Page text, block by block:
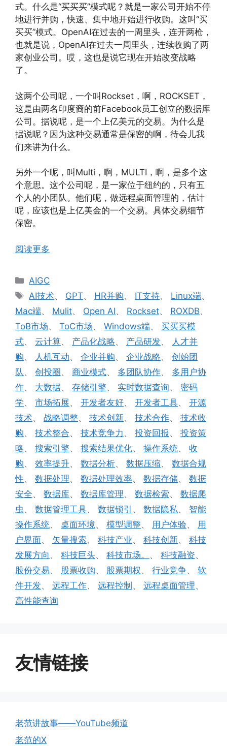
式。什么是“买买买”模式呢？就是一家公司开始不停
地进行并购，快速、集中地开始进行收购。这叫“买
买买”模式。OpenAI在过去的一周里头，连开两枪，
也就是说，OpenAI在过去一周里头，连续收购了两
家创业公司。哎，这也是说它现在开始改变战略
了。
这两个公司呢，一个叫Rockset，啊，ROCKSET，
这是由两名印度裔的前Facebook员工创立的数据库
公司。据说呢，是一个上亿美元的交易。为什么是
据说呢？因为这种交易通常是保密的啊，待会儿我
们来讲为什么。
另外一个呢，叫Multi，啊，MULTI，啊，是多个这
个意思。这个公司呢，是一家位于纽约的，只有五
个人的小团队。他们呢，做远程桌面管理的，估计
呢，应该也是上亿美金的一个交易。具体交易细节
保密。
阅读更多
分
类
AIGC
标
签
AI技术、 GPT、 HR并购、 IT支持、 Linux端、
Mac端、 Mulit、 Open AI、 Rockset、 ROXDB、
ToB市场、 ToC市场、 Windows端、 买买买模
式、 云计算、 产品化战略、 产品研发、
人才并
购、 人机互动、 企业并购、 企业战略、 创始团
队 、 创投圈、 商业模式、 多团队协作、 多用户协
作、 大数据、 存储引擎、 实时数据查询、 密码
学、 市场拓展、 开发者友好、 开发者工具、 开源
技术、 战略调整、 技术创新、 技术合作、 技术收
购、 技术整合、 技术竞争力 、 投资回报、 投资策
略、 搜索引擎、 搜索结果优化、 操作系统、 收
购、 效率提升、 数据分析、 数据压缩、 数据合规
性、 数据处理、 数据处理效率、 数据存储、 数据
安全、 数据库、 数据库管理、 数据检索、 数据爬
虫 、 数据管理工具、 数据锁引 、 数据隐私、 智能
操作系统、 桌面环境、 模型调整、 用户体验、 用
户界面、 矢量搜索、 科技产业、 科技创新、 科技
发展方向 、 科技巨头、 科技市场。 、 科技融资、
股份交易、 股票收购、 股票期权 、 行业竞争、 软
件开发、 远程工作、 远程控制、 远程桌面管理、
高性能查询
友情链接
老范讲故事——YouTube频道
老范的X